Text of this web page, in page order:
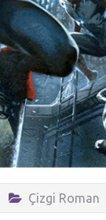
Çizgi Roman